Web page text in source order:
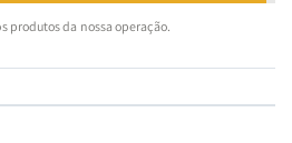
produtos da nossa operação.